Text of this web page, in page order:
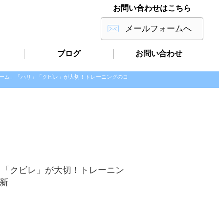
お問い合わせはこちら
メールフォームへ
ブログ お問い合わせ
ム」「ハリ」「クビレ」が大切！トレーニングのコ
クビレ」が大切！トレーニン